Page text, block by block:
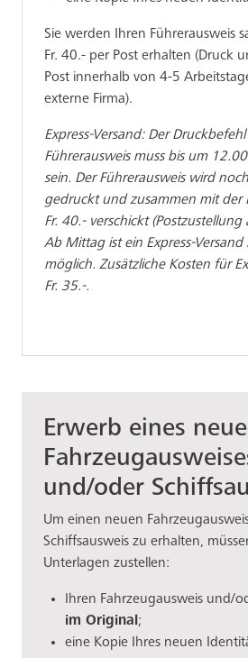
Sie werden Ihren Führerausweis
Fr. 40.- per Post erhalten (Druck
Post innerhalb von 4-5
externe Firma).
Express-Versand: Der
Führerausweis muss bis um
sein. Der Führerausweis wird
gedruckt und zusammen mit der
Fr. 40.- verschickt (Postzustellung
Ab Mittag ist ein Express-
möglich. Zusätzliche Kosten für
Fr. 35.-.
Erwerb eines
und/oder
Um einen neuen
Schiffsausweis zu erhalten,
Unterlagen zustellen:
Ihren Fahrzeugausweis und/
im Original ;
eine Kopie Ihres neuen